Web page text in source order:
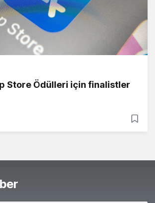
Store Ödülleri için finalistler